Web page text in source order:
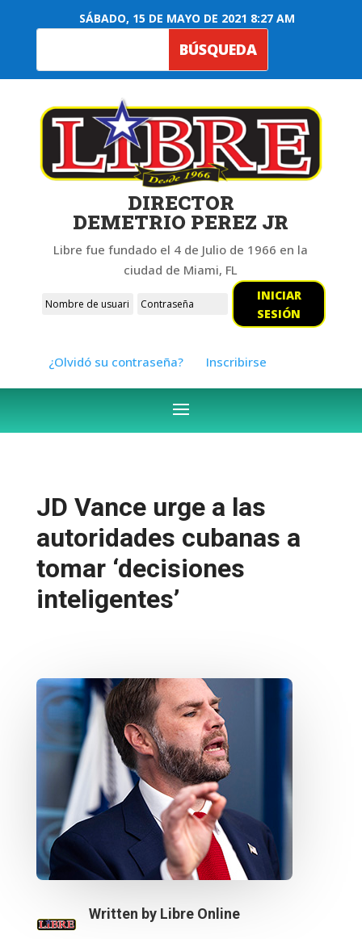
SÁBADO, 15 DE MAYO DE 2021 8:27 AM
DIRECTOR
DEMETRIO PEREZ JR
Libre fue fundado el 4 de Julio de 1966 en la
ciudad de Miami, FL
INICIAR
SESIÓN
¿Olvidó su contraseña? Inscribirse
JD Vance urge a las
autoridades cubanas a
tomar ‘decisiones
inteligentes’
Written by Libre Online